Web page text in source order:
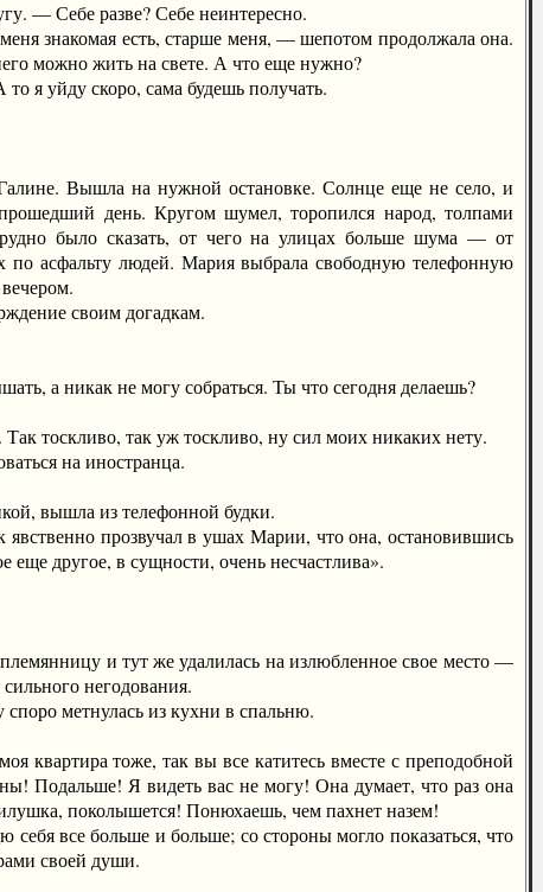
— Себе разве? Себе неинтересно.
знакомая есть, старше меня, — шепотом продолжала она.
можно жить на свете. А что еще нужно?
уйду скоро, сама будешь получать.
Вышла на нужной остановке. Солнце еще не село, и
день. Кругом шумел, торопился народ, толпами
было сказать, от чего на улицах больше шума — от
асфальту людей. Мария выбрала свободную телефонную
своим догадкам.
а никак не могу собраться. Ты что сегодня делаешь?
тоскливо, так уж тоскливо, ну сил моих никаких нету.
на иностранца.
вышла из телефонной будки.
прозвучал в ушах Марии, что она, остановившись
еще другое, в сущности, очень несчастлива».
и тут же удалилась на излюбленное свое место —
негодования.
метнулась из кухни в спальню.
тоже, так вы все катитесь вместе с преподобной
Подальше! Я видеть вас не могу! Она думает, что раз она
поколышется! Понюхаешь, чем пахнет назем!
все больше и больше; со стороны могло показаться, что
своей души.